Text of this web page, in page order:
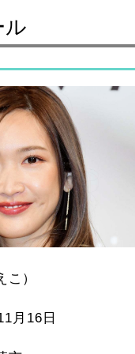
ル
）
月16日